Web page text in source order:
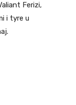
Ferizi,
i tyre u